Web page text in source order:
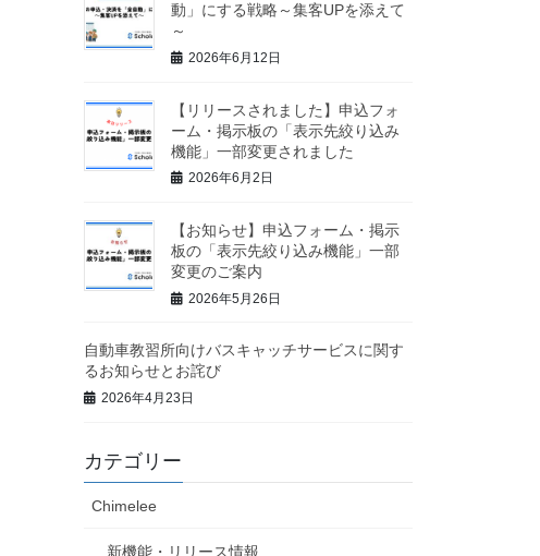
動」にする戦略～集客UPを添えて
～
2026年6月12日
【リリースされました】申込フォ
ーム・掲示板の「表示先絞り込み
機能」一部変更されました
2026年6月2日
【お知らせ】申込フォーム・掲示
板の「表示先絞り込み機能」一部
変更のご案内
2026年5月26日
自動車教習所向けバスキャッチサービスに関す
るお知らせとお詫び
2026年4月23日
カテゴリー
Chimelee
新機能・リリース情報